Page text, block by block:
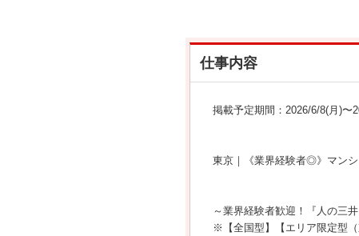
仕事内容
掲載予定期間：2026/6/8(月)〜
東京｜《業界経験者◎》マン
～業界経験者歓迎！『人の三
※【全国型】【エリア限定型（